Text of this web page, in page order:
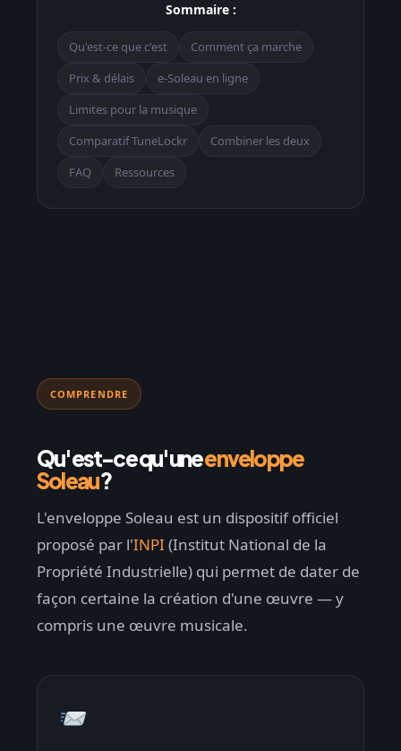
Sommaire :
Qu'est-ce que c'est
Comment ça marche
Prix & délais
e-Soleau en ligne
Limites pour la musique
Comparatif TuneLockr
Combiner les deux
FAQ
Ressources
COMPRENDRE
Qu'est-ce qu'uneenveloppe
Soleau?
L'enveloppe Soleau est un dispositif officiel
proposé par l'INPI (Institut National de la
Propriété Industrielle) qui permet de dater de
façon certaine la création d'une œuvre — y
compris une œuvre musicale.